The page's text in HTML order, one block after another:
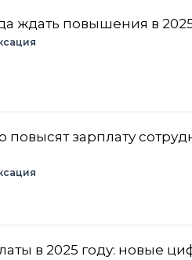
ждать повышения в
повысят зарплату
в 2025 году: новые